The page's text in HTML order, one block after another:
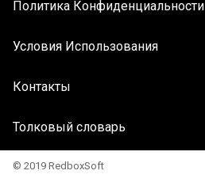
Политика Конфиденциальности
Условия Использования
Контакты
Толковый словарь
© 2019 RedboxSoft